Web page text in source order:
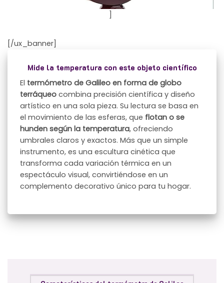
[/ux_banner]
Mide la temperatura con este objeto científico
El termómetro de Galileo en forma de globo
terráqueo combina precisión científica y diseño
artístico en una sola pieza. Su lectura se basa en
el movimiento de las esferas, que flotan o se
hunden según la temperatura, ofreciendo
umbrales claros y exactos. Más que un simple
instrumento, es una escultura cinética que
transforma cada variación térmica en un
espectáculo visual, convirtiéndose en un
complemento decorativo único para tu hogar.